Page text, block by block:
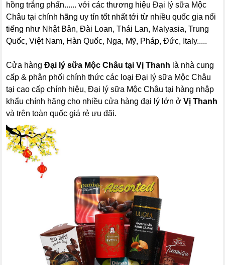
hồng trắng phấn...... với các thương hiệu Đại lý sữa Mộc
Châu tại chính hãng uy tín tốt nhất tới từ nhiều quốc gia nổi
tiếng như Nhật Bản, Đài Loan, Thái Lan, Malyasia, Trung
Quốc, Việt Nam, Hàn Quốc, Nga, Mỹ, Pháp, Đức, Italy.....
Cửa hàngĐại lý sữa Mộc Châu tại Vị Thanh là nhà cung
cấp & phân phối chính thức các loại Đại lý sữa Mộc Châu
tại cao cấp chính hiệu, Đại lý sữa Mộc Châu tại hàng nhập
khẩu chính hãng cho nhiều cửa hàng đại lý lớn ởVị Thanh
và trên toàn quốc giá rẻ ưu đãi.